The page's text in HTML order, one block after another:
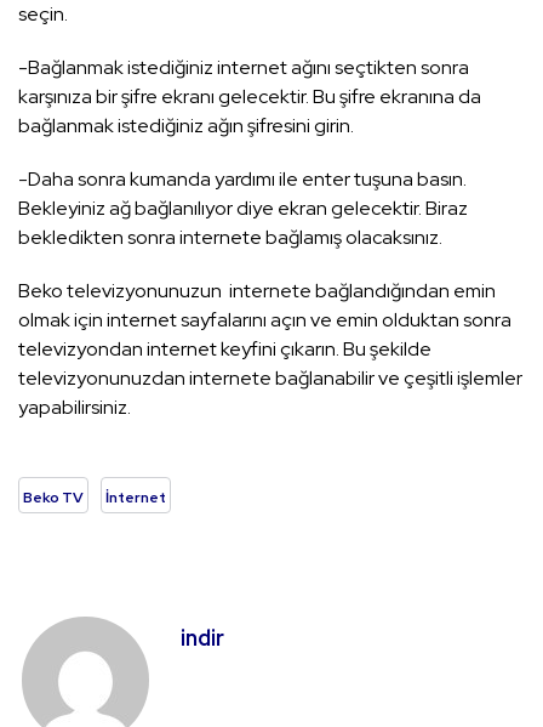
seçin.
-Bağlanmak istediğiniz internet ağını seçtikten sonra
karşınıza bir şifre ekranı gelecektir. Bu şifre ekranına da
bağlanmak istediğiniz ağın şifresini girin.
-Daha sonra kumanda yardımı ile enter tuşuna basın.
Bekleyiniz ağ bağlanılıyor diye ekran gelecektir. Biraz
bekledikten sonra internete bağlamış olacaksınız.
Beko televizyonunuzun internete bağlandığından emin
olmak için internet sayfalarını açın ve emin olduktan sonra
televizyondan internet keyfini çıkarın. Bu şekilde
televizyonunuzdan internete bağlanabilir ve çeşitli işlemler
yapabilirsiniz.
Beko TV İnternet
indir